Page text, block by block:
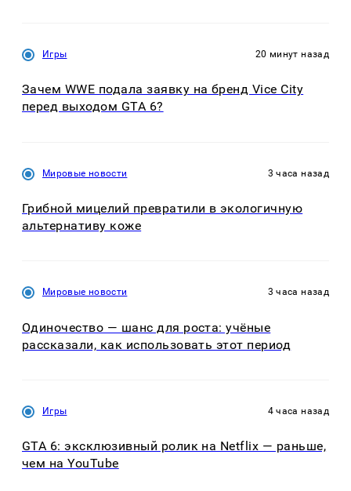
Игры 20 минут назад
Зачем WWE подала заявку на бренд Vice City
перед выходом GTA 6?
Мировые новости 3 часа назад
Грибной мицелий превратили в экологичную
альтернативу коже
Мировые новости 3 часа назад
Одиночество — шанс для роста: учёные
рассказали, как использовать этот период
Игры 4 часа назад
GTA 6: эксклюзивный ролик на Netflix — раньше,
чем на YouTube